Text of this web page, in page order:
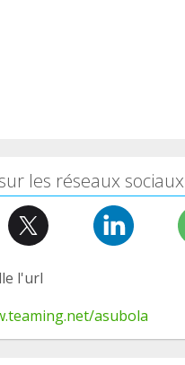
les réseaux sociaux
l'url
asubola